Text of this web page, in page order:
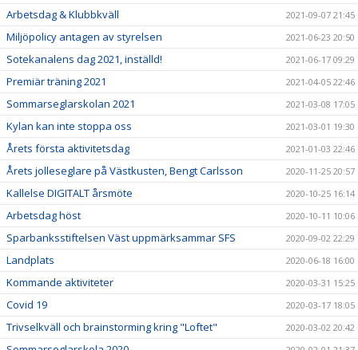
Arbetsdag & Klubbkväll 2021-09-07 21:45
Miljöpolicy antagen av styrelsen 2021-06-23 20:50
Sotekanalens dag 2021, inställd! 2021-06-17 09:29
Premiär träning 2021 2021-04-05 22:46
Sommarseglarskolan 2021 2021-03-08 17:05
Kylan kan inte stoppa oss 2021-03-01 19:30
Årets första aktivitetsdag 2021-01-03 22:46
Årets jolleseglare på Västkusten, Bengt Carlsson 2020-11-25 20:57
Kallelse DIGITALT årsmöte 2020-10-25 16:14
Arbetsdag höst 2020-10-11 10:06
Sparbanksstiftelsen Väst uppmärksammar SFS 2020-09-02 22:29
Landplats 2020-06-18 16:00
Kommande aktiviteter 2020-03-31 15:25
Covid 19 2020-03-17 18:05
Trivselkväll och brainstorming kring "Loftet" 2020-03-02 20:42